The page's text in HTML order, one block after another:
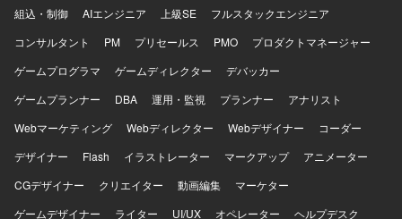
組込・制御
AIエンジニア 上級SE
フルスタックエンジニア
コンサルタント
PM プリセールス PMO
プロダクトマネージャー
ゲームプログラマ
ゲームディレクター
デバッカー
ゲームプランナー
DBA 運用・監視 プランナー
アナリスト
Webマーケティング
Webディレクター Webデザイナー
コーダー
デザイナー
Flash イラストレーター マークアップ
アニメーター
CGデザイナー
クリエイター 動画編集
マーケター
ゲームデザイナー
ライター UI/UX オペレーター
ヘルプデスク